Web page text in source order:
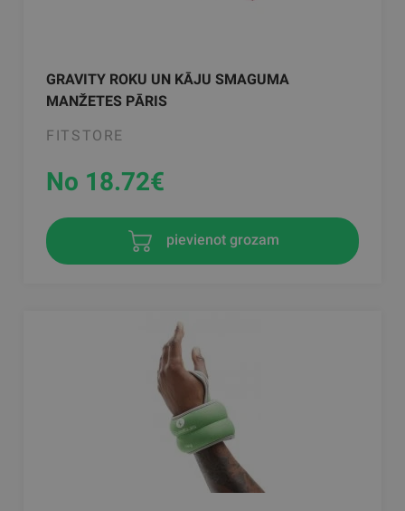
GRAVITY ROKU UN KĀJU SMAGUMA
MANŽETES PĀRIS
FITSTORE
No 18.72€
pievienot grozam